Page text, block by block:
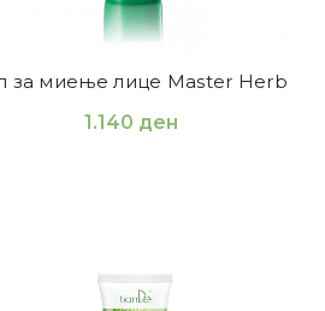
за миење лице Master Herb
1.140 ден